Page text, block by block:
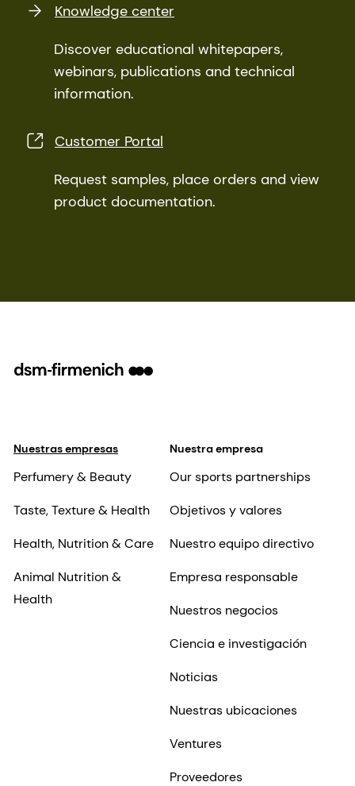
Knowledge center
Discover educational whitepapers,
webinars, publications and technical
information.
Customer Portal
Request samples, place orders and view
product documentation.
Nuestras empresas
Perfumery & Beauty
Taste, Texture & Health
Health, Nutrition & Care
Animal Nutrition &
Health
Nuestra empresa
Our sports partnerships
Objetivos y valores
Nuestro equipo directivo
Empresa responsable
Nuestros negocios
Ciencia e investigación
Noticias
Nuestras ubicaciones
Ventures
Proveedores